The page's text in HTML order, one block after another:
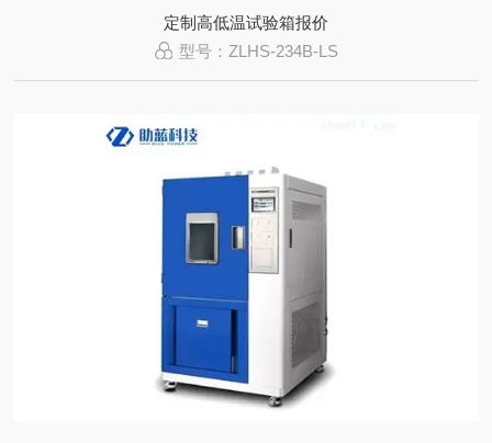
定制高低温试验箱报价
型号：ZLHS-234B-LS